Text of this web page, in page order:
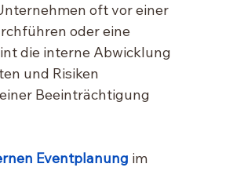
oft vor einer
oder eine
die interne Abwicklung
und Risiken
Beeinträchtigung
Eventplanung im